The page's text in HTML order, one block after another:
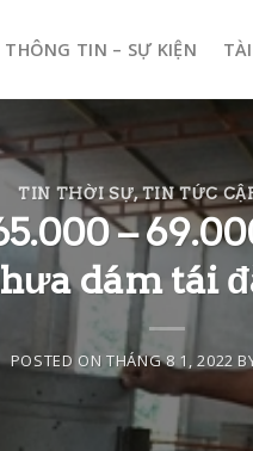
THÔNG TIN – SỰ KIỆN
TIN THỜI SỰ,TIN TỨC
–
dám tái
POSTED ONTHÁNG 8 1, 2022